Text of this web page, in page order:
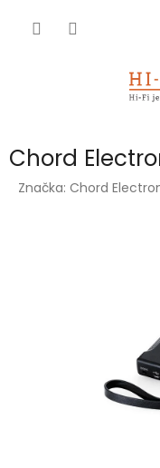
Chord
Značka: Chord